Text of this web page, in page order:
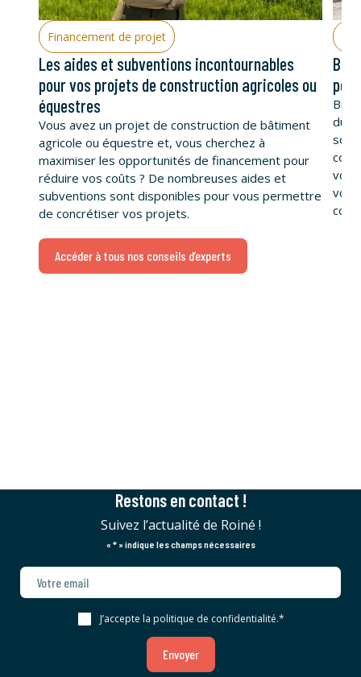
Accéder à tous nos conseils d’experts
Financement de projet
Les aides et subventions incontournables
pour vos projets de construction agricoles ou
équestres
Vous avez un projet de construction de bâtiment
agricole ou équestre et, vous cherchez à
maximiser les opportunités de financement pour
réduire vos coûts ? De nombreuses aides et
subventions sont disponibles pour vous permettre
de concrétiser vos projets.
du
Restons en contact !
Suivez l’actualité de Roiné !
« *» indique les champs nécessaires
J’accepte la politique de confidentialité.*
Envoyer